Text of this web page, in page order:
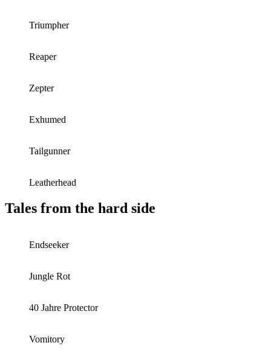
Triumpher
Reaper
Zepter
Exhumed
Tailgunner
Leatherhead
Tales from the hard side
Endseeker
Jungle Rot
40 Jahre Protector
Vomitory